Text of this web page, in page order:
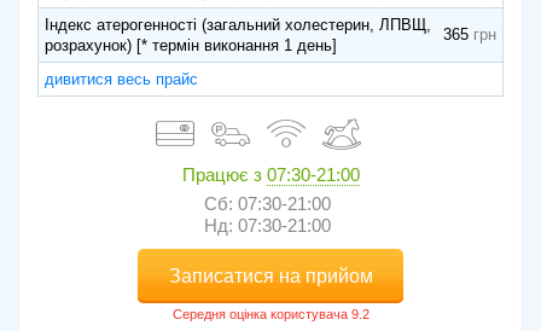
Індекс атерогенності (загальний холестерин, ЛПВЩ,
розрахунок) [* термін виконання 1 день]
365
дивитися весь прайс
Працює з 07:30-21:00
Сб: 07:30-21:00
Нд: 07:30-21:00
Записатися на прийом